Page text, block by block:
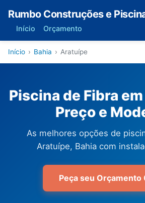
Rumbo Construções e
Início Orçamento
Início › Bahia › Aratuípe
Piscina de Fibra
Preço e
As melhores opções de
Aratuípe, Bahia com
Peça seu Orçamento